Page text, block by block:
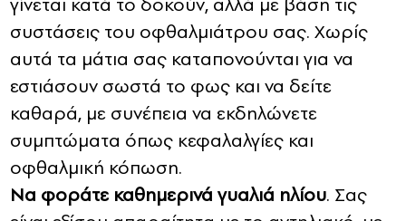
συστάσεις του οφθαλμιάτρου σας. Χωρίς
αυτά τα μάτια σας καταπονούνται για να
εστιάσουν σωστά το φως και να δείτε
καθαρά, με συνέπεια να εκδηλώνετε
συμπτώματα όπως κεφαλαλγίες και
οφθαλμική κόπωση.
Να φοράτε καθημερινά γυαλιά ηλίου. Σας